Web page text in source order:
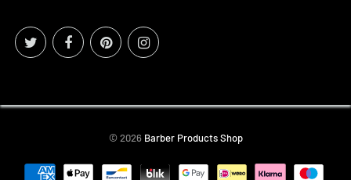
© 2026 Barber Products Shop